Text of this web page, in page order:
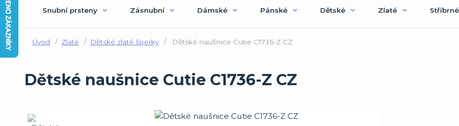
Snubní prsteny Zásnubní Dámské Pánské Dětské Zlaté Stříbrné
Úvod Zlaté Dětské zlaté šperky Dětské naušnice Cutie C1736-Z CZ
Dětské naušnice Cutie C1736-Z CZ